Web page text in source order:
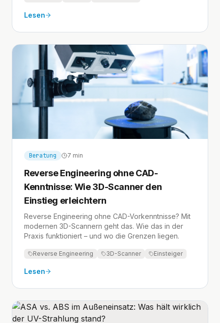
Lesen
Beratung 7 min
Reverse Engineering ohne CAD-
Kenntnisse: Wie 3D-Scanner den
Einstieg erleichtern
Reverse Engineering ohne CAD-Vorkenntnisse? Mit
modernen 3D-Scannern geht das. Wie das in der
Praxis funktioniert – und wo die Grenzen liegen.
Reverse Engineering 3D-Scanner Einsteiger
Lesen